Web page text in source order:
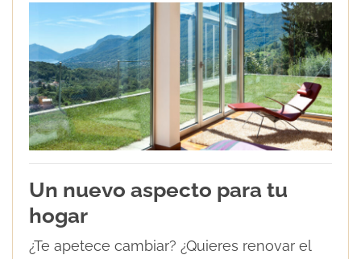
Un nuevo aspecto para tu
hogar
¿Te apetece cambiar? ¿Quieres renovar el